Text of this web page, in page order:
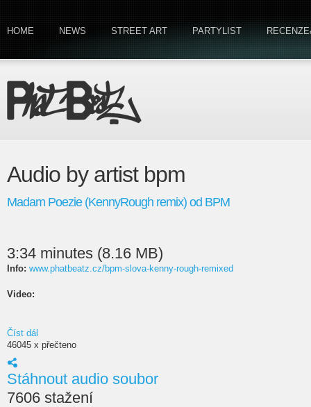
HOME NEWS STREET ART PARTYLIST
Audio by artist bpm
Madam Poezie (KennyRough remix) od BPM
3:34 minutes (8.16 MB)
Info: www.phatbeatz.cz/bpm-slova-kenny-rough-remixed
Video:
Číst dál
46045 x přečteno
Stáhnout audio soubor
7606 stažení